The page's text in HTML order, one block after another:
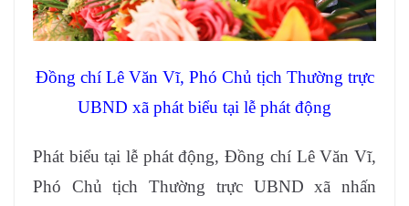
Đồng chí Lê Văn Vĩ, Phó Chủ tịch Thường trực
UBND xã phát biểu tại lễ phát động
Phát biểu tại lễ phát động, Đồng chí Lê Văn Vĩ,
Phó Chủ tịch Thường trực UBND xã nhấn